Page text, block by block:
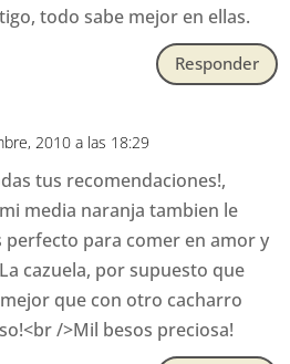
todo sabe mejor en ellas.
Responder
2010 a las 18:29
tus recomendaciones!,
media naranja tambien le
perfecto para comer en amor y
cazuela, por supuesto que
que con otro cacharro
/>Mil besos preciosa!